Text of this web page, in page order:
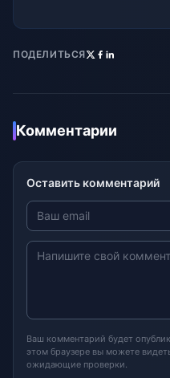
ПОДЕЛИТЬСЯ
Комментарии
Оставить комментарий
Ваш комментарий будет
этом браузере вы можете
ожидающие проверки.